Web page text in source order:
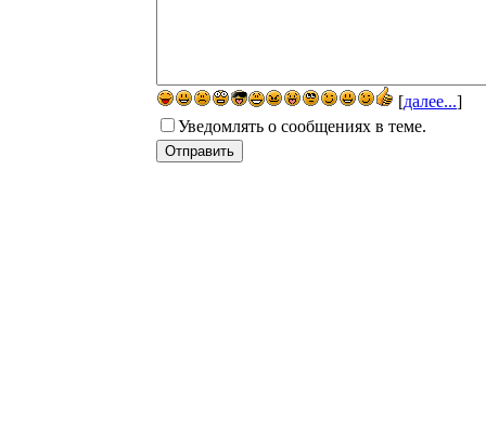
[далее...]
Уведомлять о сообщениях в теме.